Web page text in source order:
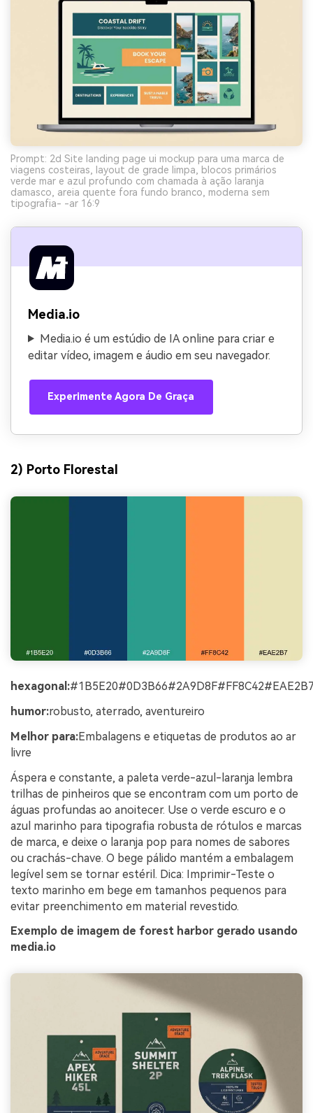
Prompt: 2d Site landing page ui mockup para uma marca de
viagens costeiras, layout de grade limpa, blocos primários
verde mar e azul profundo com chamada à ação laranja
damasco, areia quente fora fundo branco, moderna sem
tipografia- -ar 16:9
Media.io
Media.io é um estúdio de IA online para criar e
editar vídeo, imagem e áudio em seu navegador.
Experimente Agora De Graça
2) Porto Florestal
hexagonal:
humor:robusto, aterrado, aventureiro
Melhor para:Embalagens e etiquetas de produtos ao ar
livre
Áspera e constante, a paleta verde-azul-laranja lembra
trilhas de pinheiros que se encontram com um porto de
águas profundas ao anoitecer. Use o verde escuro e o
azul marinho para tipografia robusta de rótulos e marcas
de marca, e deixe o laranja pop para nomes de sabores
ou crachás-chave. O bege pálido mantém a embalagem
legível sem se tornar estéril. Dica: Imprimir-Teste o
texto marinho em bege em tamanhos pequenos para
evitar preenchimento em material revestido.
Exemplo de imagem de forest harbor gerado usando
media.io